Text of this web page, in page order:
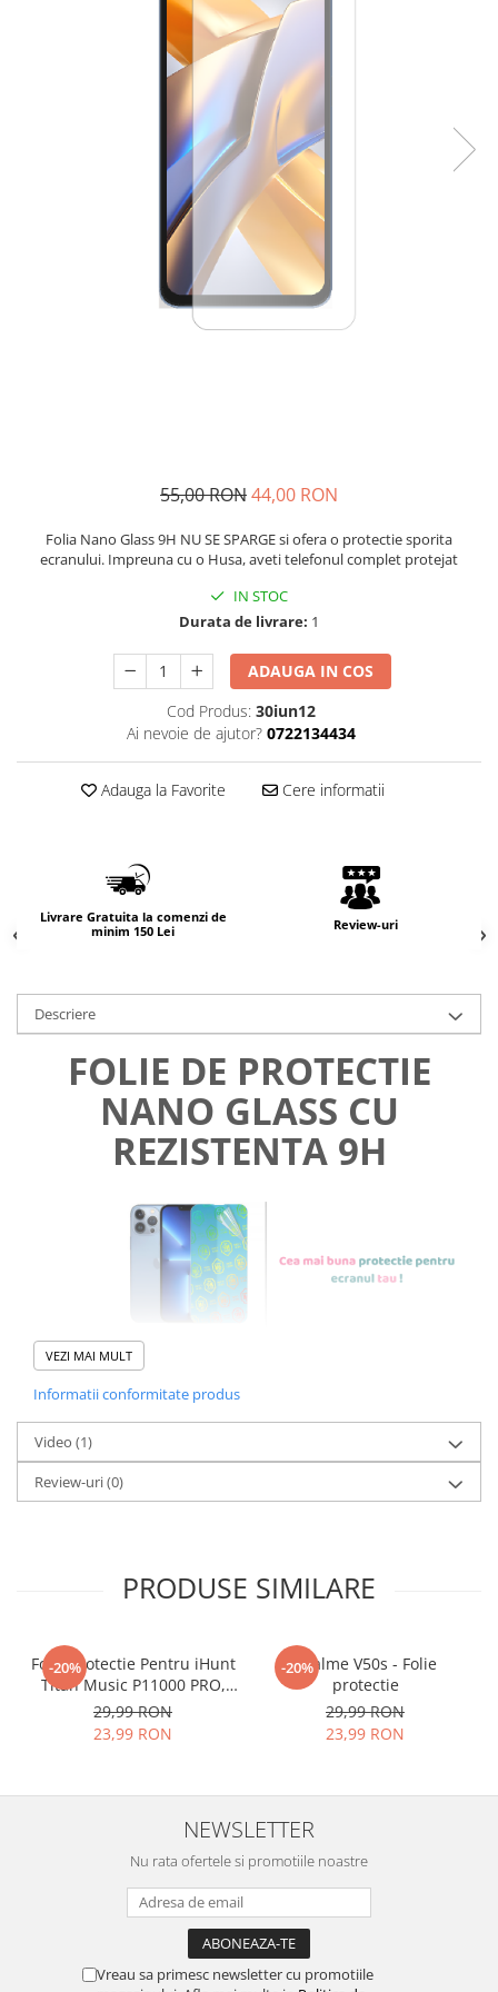
55,00 RON44,00 RON
Folia Nano Glass 9H NU SE SPARGE si ofera o protectie sporita
ecranului. Impreuna cu o Husa, aveti telefonul complet protejat
IN STOC
Durata de livrare: 1
ADAUGA IN COS
Cod Produs: 30iun12
Ai nevoie de ajutor? 0722134434
Adauga la Favorite Cere informatii
Livrare Gratuita la comenzi de
minim 150 Lei
Review-uri
Descriere
FOLIE DE PROTECTIE
NANO GLASS CU
REZISTENTA 9H
Foliile noastre sunt
aplicat chiar
tu.
producerea foliilor NUeste
sticla pe care o stim cu totii, ci
este Nano Glass
AcestagaranteazacaNU SE
SPARGEin mii de cioburi
ascutite si periculoase.
Nu numai ca este rezistenta la
zgarieturi si spargere, ci si
INTARESTEecranul!
Folia avand rezistenta 9H la
zgarieturi, asigura si un aspect
VEZI MAI MULT
Informatii conformitate produs
Video (1)
Review-uri(0)
PRODUSE SIMILARE
-20%
Folie Protectie Pentru iHunt
Titan Music P11000 PRO,
VDOO
29,99 RON
23,99 RON
-20%
Realme V50s - Folie
protectie
29,99 RON
23,99 RON
NEWSLETTER
Nu rata ofertele si promotiile noastre
Vreau sa primesc newsletter cu promotiile